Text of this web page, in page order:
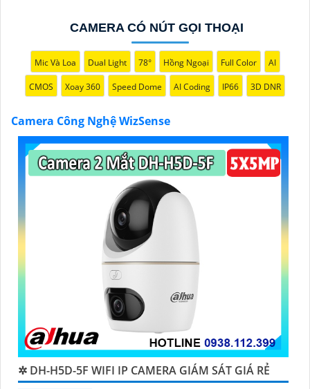
'
CAMERA CÓ NÚT GỌI THOẠI
Mic Và Loa Dual Light 78° Hồng Ngoại Full Color AI
CMOS Xoay 360 Speed Dome AI Coding IP66 3D DNR
Camera Công Nghệ WizSense
✲ DH-H5D-5F WIFI IP CAMERA GIÁM SÁT GIÁ RẺ